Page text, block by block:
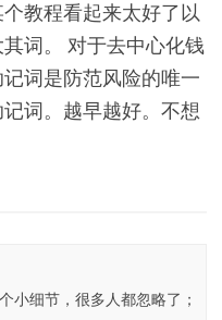
教程看起来太好了以
词。 对于去中心化钱
词是防范风险的唯一
词。越早越好。不想
小细节，很多人都忽略了；